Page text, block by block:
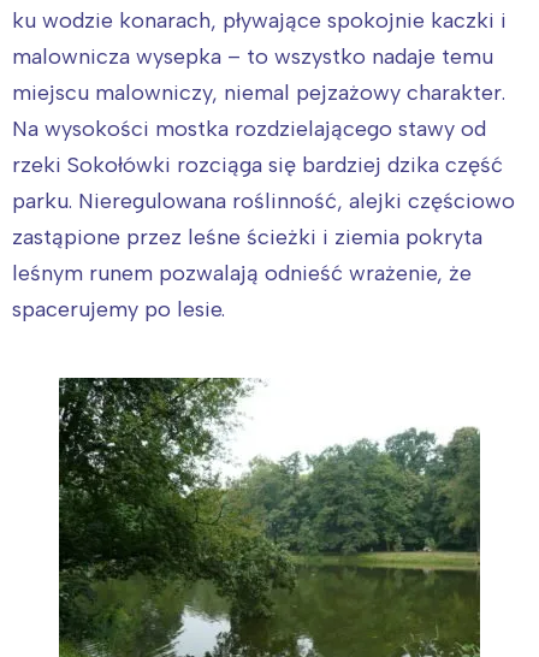
ku wodzie konarach, pływające spokojnie kaczki i
malownicza wysepka – to wszystko nadaje temu
miejscu malowniczy, niemal pejzażowy charakter.
Na wysokości mostka rozdzielającego stawy od
rzeki Sokołówki rozciąga się bardziej dzika część
parku. Nieregulowana roślinność, alejki częściowo
zastąpione przez leśne ścieżki i ziemia pokryta
leśnym runem pozwalają odnieść wrażenie, że
spacerujemy po lesie.